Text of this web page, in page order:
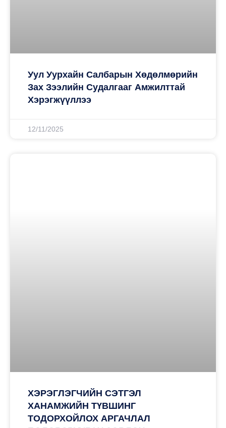
Уул Уурхайн Салбарын Хөдөлмөрийн
Зах Зээлийн Судалгааг Амжилттай
Хэрэгжүүллээ
12/11/2025
ХЭРЭГЛЭГЧИЙН СЭТГЭЛ
ХАНАМЖИЙН ТҮВШИНГ
ТОДОРХОЙЛОХ АРГАЧЛАЛ